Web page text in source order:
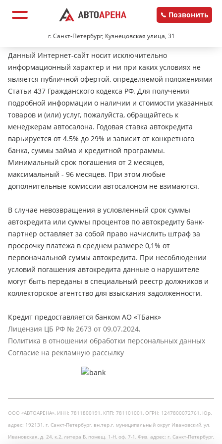
г. Санкт-Петербург, Кузнецовская улица, 31
Позвонить
Данный Интернет-сайт носит исключительно
информационный характер и ни при каких условиях не
является публичной офертой, определяемой положениями
Статьи 437 Гражданского кодекса РФ. Для получения
подробной информации о наличии и стоимости указанных
товаров и (или) услуг, пожалуйста, обращайтесь к
менеджерам автосалона. Годовая ставка автокредита
варьируется от 4.5% до 29% и зависит от конкретного
банка, суммы займа и кредитной программы.
Минимальный срок погашения от 2 месяцев,
максимальный - 96 месяцев. При этом любые
дополнительные комиссии автосалоном не взимаются.
В случае невозвращения в условленный срок суммы
автокредита или суммы процентов по автокредиту банк-
партнер оставляет за собой право начислить штраф за
просрочку платежа в среднем размере 0,1% от
первоначальной суммы автокредита. При несоблюдении
условий погашения автокредита данные о нарушителе
могут быть переданы в специальный реестр должников и
коллекторское агентство для взыскания задолженности.
Кредит предоставляется банком АО «ТБанк»
Лицензия ЦБ РФ № 2673 от 09.07.2024.
Политика в отношении обработки персональных данных
Согласие на рекламную рассылку
ООО «АВТОАРЕНА», ИНН: 7811800191, КПП: 781101001, ОГРН: 1247800072761, Юр.
адрес: 192131, г. Санкт-Петербург, вн.тер.г. муниципальный округ Ивановский, ул.
Ивановская, д. 24, к.2, литера Б, помещ. 1-Н, оф. 7-1, Физ. адрес: г. Санкт-Петербург,